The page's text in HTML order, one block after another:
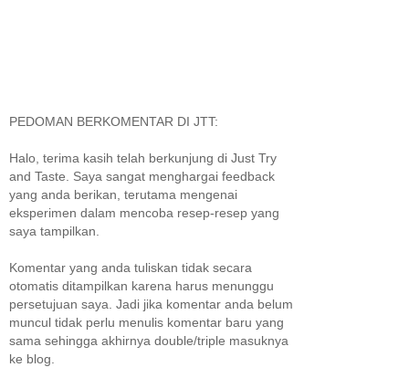
PEDOMAN BERKOMENTAR DI JTT:
Halo, terima kasih telah berkunjung di Just Try
and Taste. Saya sangat menghargai feedback
yang anda berikan, terutama mengenai
eksperimen dalam mencoba resep-resep yang
saya tampilkan.
Komentar yang anda tuliskan tidak secara
otomatis ditampilkan karena harus menunggu
persetujuan saya. Jadi jika komentar anda belum
muncul tidak perlu menulis komentar baru yang
sama sehingga akhirnya double/triple masuknya
ke blog.